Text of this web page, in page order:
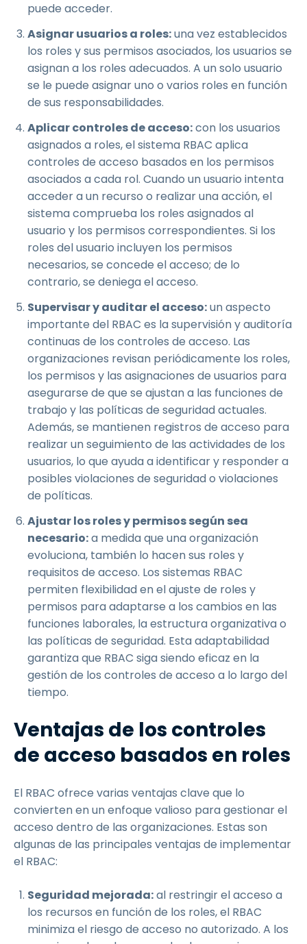
puede acceder.
Asignar usuarios a roles:una vez establecidos
los roles y sus permisos asociados, los usuarios se
asignan a los roles adecuados. A un solo usuario
se le puede asignar uno o varios roles en función
de sus responsabilidades.
Aplicar controles de acceso:con los usuarios
asignados a roles, el sistema RBAC aplica
controles de acceso basados en los permisos
asociados a cada rol. Cuando un usuario intenta
acceder a un recurso o realizar una acción, el
sistema comprueba los roles asignados al
usuario y los permisos correspondientes. Si los
roles del usuario incluyen los permisos
necesarios, se concede el acceso; de lo
contrario, se deniega el acceso.
Supervisar y auditar el acceso:un aspecto
importante del RBAC es la supervisión y auditoría
continuas de los controles de acceso. Las
organizaciones revisan periódicamente los roles,
los permisos y las asignaciones de usuarios para
asegurarse de que se ajustan a las funciones de
trabajo y las políticas de seguridad actuales.
Además, se mantienen registros de acceso para
realizar un seguimiento de las actividades de los
usuarios, lo que ayuda a identificar y responder a
posibles violaciones de seguridad o violaciones
de políticas.
Ajustar los roles y permisos según sea
necesario:a medida que una organización
evoluciona, también lo hacen sus roles y
requisitos de acceso. Los sistemas RBAC
permiten flexibilidad en el ajuste de roles y
permisos para adaptarse a los cambios en las
funciones laborales, la estructura organizativa o
las políticas de seguridad. Esta adaptabilidad
garantiza que RBAC siga siendo eficaz en la
gestión de los controles de acceso a lo largo del
tiempo.
Ventajas de los controles
de acceso basados en roles
El RBAC ofrece varias ventajas clave que lo
convierten en un enfoque valioso para gestionar el
acceso dentro de las organizaciones. Estas son
algunas de las principales ventajas de implementar
el RBAC:
Seguridad mejorada:al restringir el acceso a
los recursos en función de los roles, el RBAC
minimiza el riesgo de acceso no autorizado. A los